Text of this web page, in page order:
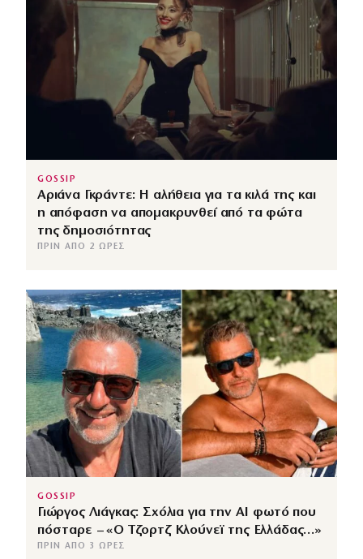
GOSSIP
Αριάνα Γκράντε: Η αλήθεια για τα κιλά της και
η απόφαση να απομακρυνθεί από τα φώτα
της δημοσιότητας
ΠΡΙΝ ΑΠΌ 2 ΏΡΕΣ
GOSSIP
Γιώργος Λιάγκας: Σχόλια για την ΑΙ φωτό που
πόσταρε – «Ο Τζορτζ Κλούνεϊ της Ελλάδας…»
ΠΡΙΝ ΑΠΌ 3 ΏΡΕΣ